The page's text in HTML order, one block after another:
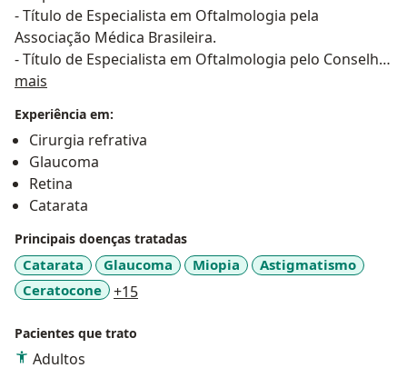
- Título de Especialista em Oftalmologia pela
Associação Médica Brasileira.
- Título de Especialista em Oftalmologia pelo Conselho
Brasileiro de Oftalmologia.
mais
Experiência em:
Cirurgia refrativa
Glaucoma
Retina
Catarata
Principais doenças tratadas
Catarata Glaucoma Miopia
Astigmatismo
Ceratocone
+15a11y_sr_more_diseases
Pacientes que trato
Adultos